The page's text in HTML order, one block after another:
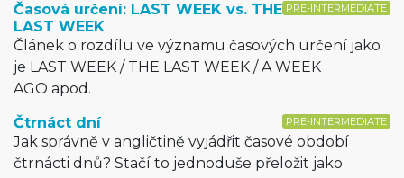
PRE-INTERMEDIATE
Časová určení: LAST WEEK vs. THE
LAST WEEK
Článek o rozdílu ve významu časových určení jako
je LAST WEEK / THE LAST WEEK / A WEEK
AGO apod.
PRE-INTERMEDIATE
Čtrnáct dní
Jak správně v angličtině vyjádřit časové období
čtrnácti dnů? Stačí to jednoduše přeložit jako